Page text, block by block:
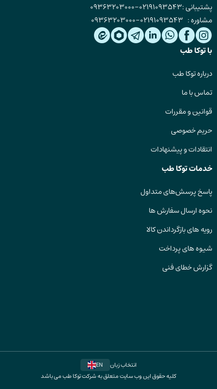
پشتیبانی :02191093543
-
09363203000
مشاوره : 02191093543
-
09363203000
با توکا طب
درباره توکا طب
تماس با ما
قوانین و مقررات
حریم خصوصی
انتقادات و پیشنهادات
خدمات توکا طب
پاسخ پرسش‌های متداول
نحوه ارسال سفارش ها
رویه های بازگرداندن کالا
شیوه های پرداخت
گزارش خطای فنی
انتخاب زبان
EN
کلیه حقوق این وب سایت متعلق به شرکت توکا طب می باشد